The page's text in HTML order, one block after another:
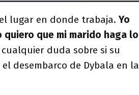
lugar en donde trabaja. Yo
quiero que mi marido haga lo
duda sobre si su
desembarco de Dybala en la